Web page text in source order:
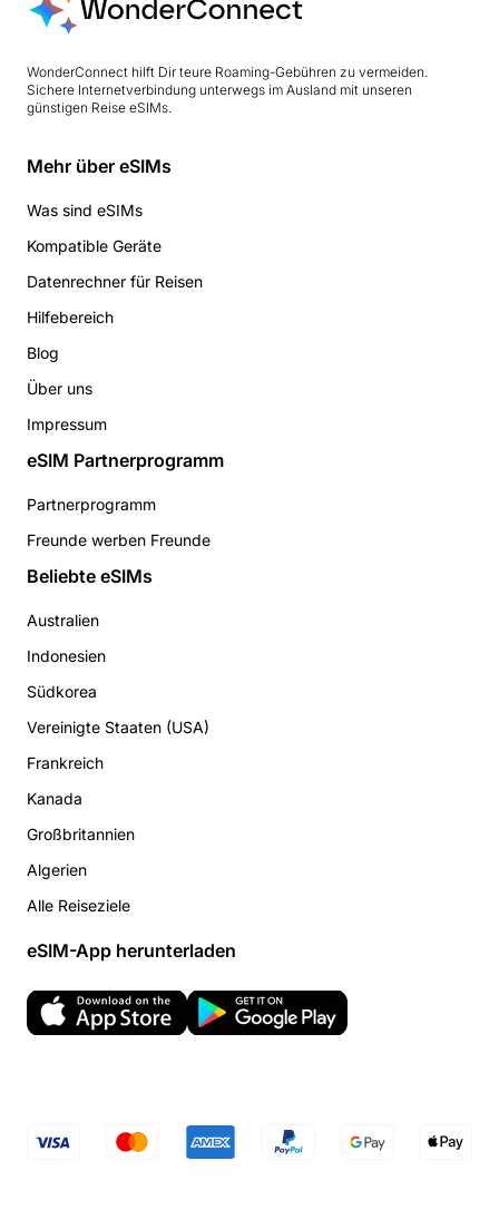
WonderConnect hilft Dir teure Roaming-Gebühren zu vermeiden.
Sichere Internetverbindung unterwegs im Ausland mit unseren
günstigen Reise eSIMs.
Mehr über eSIMs
Was sind eSIMs
Kompatible Geräte
Datenrechner für Reisen
Hilfebereich
Blog
Über uns
Impressum
eSIM Partnerprogramm
Partnerprogramm
Freunde werben Freunde
Beliebte eSIMs
Australien
Indonesien
Südkorea
Vereinigte Staaten (USA)
Frankreich
Kanada
Großbritannien
Algerien
Alle Reiseziele
eSIM-App herunterladen